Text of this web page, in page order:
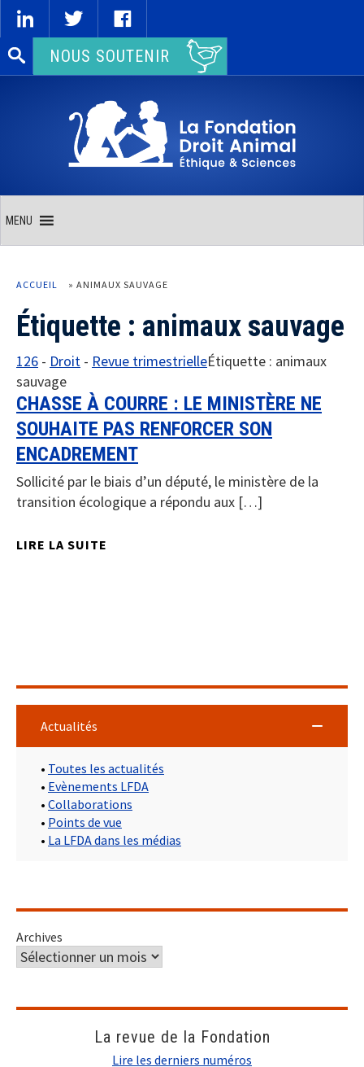
Rechercher :NOUS SOUTENIR
MENU
ACCUEIL » ANIMAUX SAUVAGE
Étiquette : animaux sauvage
126 - Droit - Revue trimestrielleÉtiquette : animaux
sauvage
CHASSE À COURRE : LE MINISTÈRE NE
SOUHAITE PAS RENFORCER SON
ENCADREMENT
Sollicité par le biais d’un député, le ministère de la
transition écologique a répondu aux […]
LIRE LA SUITE
Actualités
• Toutes les actualités
• Evènements LFDA
• Collaborations
• Points de vue
• La LFDA dans les médias
Archives
La revue de la Fondation
Lire les derniers numéros